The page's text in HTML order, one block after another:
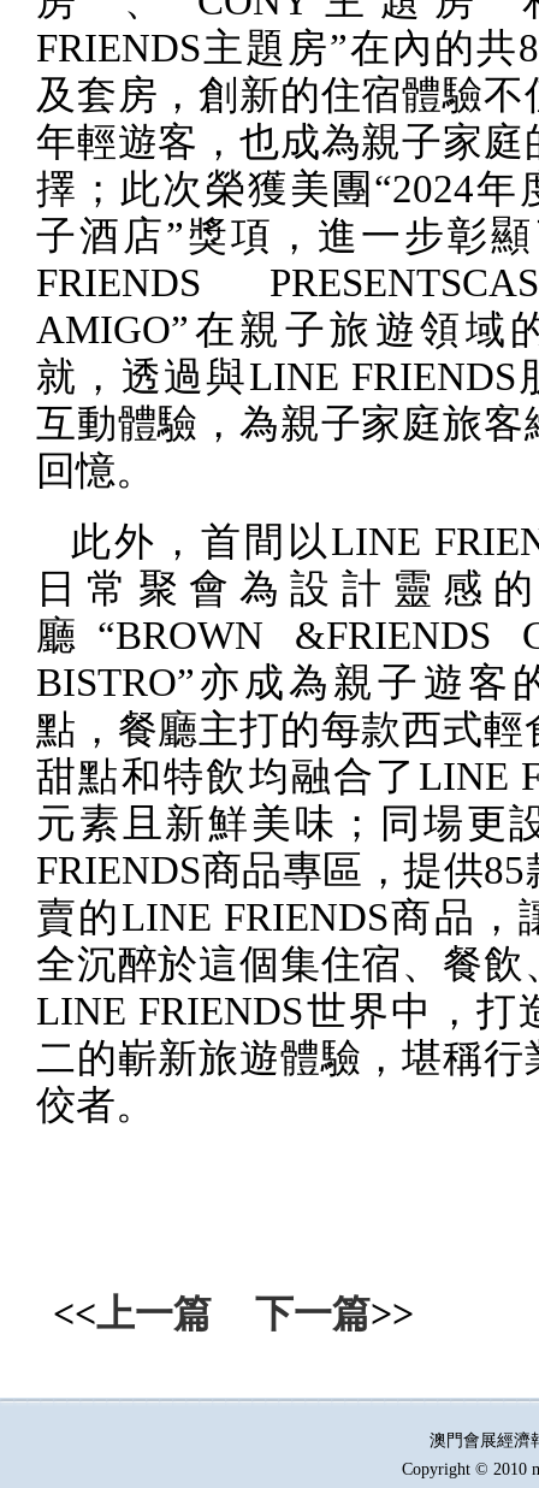
FRIENDS主題房”在內的共
及套房，創新的住宿體驗不
年輕遊客，也成為親子家庭
擇；此次榮獲美團“2024年
子酒店”獎項，進一步彰顯
FRIENDS
AMIGO”在親子旅遊領域
就，透過與LINE FRIENDS
互動體驗，為親子家庭旅客
回憶。
此外，首間以LINE
日常聚會為設計靈感
廳“BROWN &FRIENDS
BISTRO”亦成為親子遊客
點，餐廳主打的每款西式輕
甜點和特飲均融合了 LINE
元素且新鮮美味；同場更
FRIENDS商品專區，提供85
賣的LINE FRIENDS商品，
全沉醉於這個集住宿、餐飲
LINE FRIENDS世界中，打
二的嶄新旅遊體驗，堪稱行
佼者。
<<上一篇 下一篇>>
澳門會展經
Copyright © 2010